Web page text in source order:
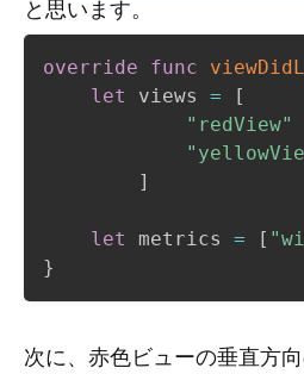
と思います。
override func
let
views =
[
"redView"
]
let metrics = [
}
次に、赤色ビューの垂直方